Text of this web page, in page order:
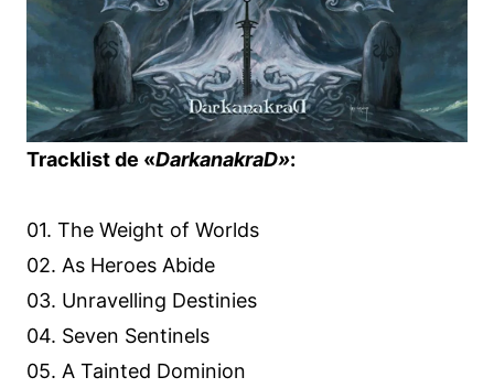
Tracklist de «DarkanakraD»:
01. The Weight of Worlds
02. As Heroes Abide
03. Unravelling Destinies
04. Seven Sentinels
05. A Tainted Dominion